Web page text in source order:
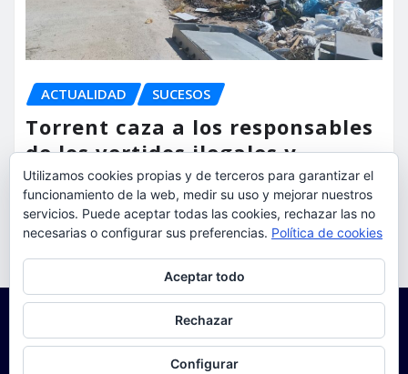
ACTUALIDAD SUCESOS
Torrent caza a los responsables
de los vertidos ilegales y
endurece las sanciones
torrent al dia Ago 7, 2026
Utilizamos cookies propias y de terceros para garantizar el
funcionamiento de la web, medir su uso y mejorar nuestros
servicios. Puede aceptar todas las cookies, rechazar las no
necesarias o configurar sus preferencias. Política de cookies
Aceptar todo
Rechazar
Configurar
Para obtener más información, incluido cómo gestionar las cookies,